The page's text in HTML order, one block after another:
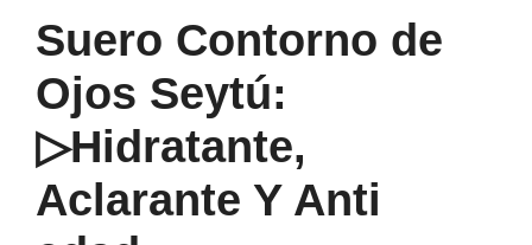
Suero Contorno de
Ojos Seytú:
▷Hidratante,
Aclarante Y Anti